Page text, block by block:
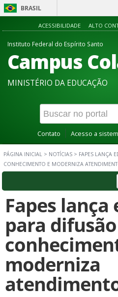
BRASIL
ACESSIBILIDADE ALTO
Instituto Federal do Espírito Santo
Campus
MINISTÉRIO DA EDUCAÇÃO
Contato Acesso a
PÁGINA INICIAL > NOTÍCIAS > FAPES LANÇA
CONHECIMENTO E MODERNIZA
Fapes lança
para
moderniza